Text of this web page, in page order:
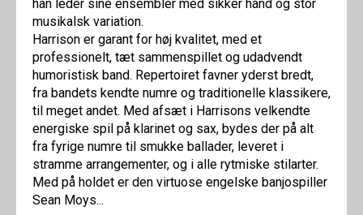
han leder sine ensembler med sikker hånd og stor
musikalsk variation.
Harrison er garant for høj kvalitet, med et
professionelt, tæt sammenspillet og udadvendt
humoristisk band. Repertoiret favner yderst bredt,
fra bandets kendte numre og traditionelle klassikere,
til meget andet. Med afsæt i Harrisons velkendte
energiske spil på klarinet og sax, bydes der på alt
fra fyrige numre til smukke ballader, leveret i
stramme arrangementer, og i alle rytmiske stilarter.
Med på holdet er den virtuose engelske banjospiller
Sean Moys...